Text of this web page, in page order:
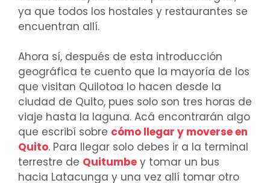
ya que todos los hostales y restaurantes se
encuentran allí.
Ahora sí, después de esta introducción
geográfica te cuento que la mayoría de los
que visitan Quilotoa lo hacen desde la
ciudad de Quito, pues solo son tres horas de
viaje hasta la laguna. Acá encontrarán algo
que escribí sobre cómo llegar y moverse en
Quito. Para llegar solo debes ir a la terminal
terrestre de Quitumbe y tomar un bus
hacia Latacunga y una vez allí tomar otro